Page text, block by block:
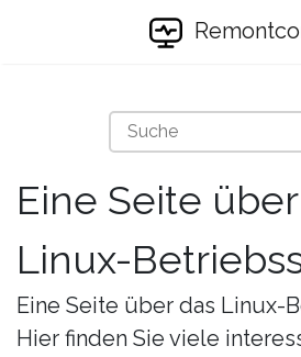
Eine Seite
Linux-
Eine Seite über das Linux-
Hier finden Sie viele